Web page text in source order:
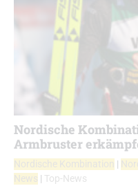
Nordische
Armbruster
Top-News